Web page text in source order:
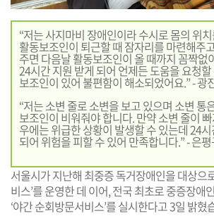
“저는 사지마비 장애인이라 수시로 몸의 위
활동보조인이 퇴근할 때 잠자리를 마련해주
주면 다음날 활동보조인이 올 때까지 꼼짝없
24시간 지원 받게 되어 언제든 도움을 요청
보조인이 있어 불편함이 해소되었어요.” -
“저는 소변 줄로 소변을 보고 있으며 소변 통
보조인이 비워줘야 합니다. 만약 소변 줄이
우에는 위급한 상황이 발생할 수 있는데 24
되어 위험을 피할 수 있어 만족합니다.” -
서울시가 지난해 최중증 독거장애인을 대상으
비스’를 운영한 데 이어, 전국 최초로 중증장애
‘야간 순회방문서비스’를 실시한다고 3일 밝혔